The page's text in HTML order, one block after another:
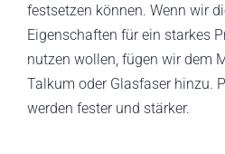
festsetzen können. Wenn wir
Eigenschaften für ein starkes
nutzen wollen, fügen wir dem
Talkum oder Glasfaser hinzu.
werden fester und stärker.